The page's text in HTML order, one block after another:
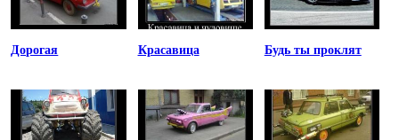
Дорогая Красавица Будь ты проклят